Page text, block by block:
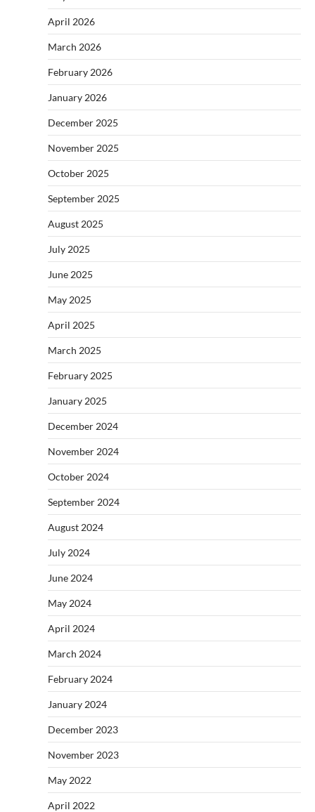
April 2026
March 2026
February 2026
January 2026
December 2025
November 2025
October 2025
September 2025
August 2025
July 2025
June 2025
May 2025
April 2025
March 2025
February 2025
January 2025
December 2024
November 2024
October 2024
September 2024
August 2024
July 2024
June 2024
May 2024
April 2024
March 2024
February 2024
January 2024
December 2023
November 2023
May 2022
April 2022